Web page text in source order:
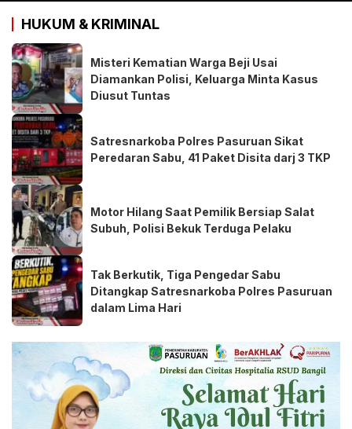
HUKUM & KRIMINAL
Misteri Kematian Warga Beji Usai
Diamankan Polisi, Keluarga Minta Kasus
Diusut Tuntas
Satresnarkoba Polres Pasuruan Sikat
Peredaran Sabu, 41 Paket Disita darj 3 TKP
Motor Hilang Saat Pemilik Bersiap Salat
Subuh, Polisi Bekuk Terduga Pelaku
Tak Berkutik, Tiga Pengedar Sabu
Ditangkap Satresnarkoba Polres Pasuruan
dalam Lima Hari